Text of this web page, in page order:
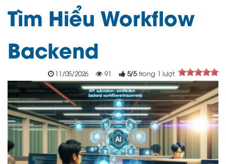
Tìm Hiểu Workflow
Backend
11/05/2026 91 5/5 trong 1 lượt